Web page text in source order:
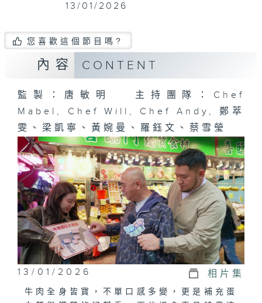
13/01/2026
您喜歡這個節目嗎?
內容 CONTENT
監製：唐敏明 主持團隊：Chef
Mabel, Chef Will, Chef Andy, 鄭萃
雯、梁凱寧、黃婉曼、羅鈺文、蔡雪瑩
13/01/2026 相片集
牛肉全身皆寶，不單口感多變，更是補充蛋